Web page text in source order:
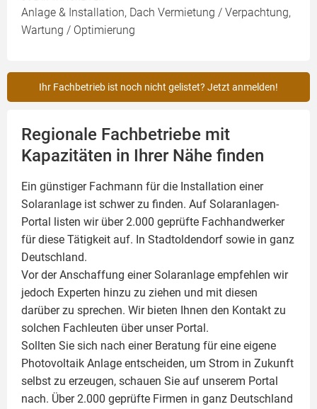
Anlage & Installation, Dach Vermietung / Verpachtung,
Wartung / Optimierung
Ihr Fachbetrieb ist noch nicht gelistet? Jetzt anmelden!
Regionale Fachbetriebe mit
Kapazitäten in Ihrer Nähe finden
Ein günstiger Fachmann für die Installation einer
Solaranlage ist schwer zu finden. Auf Solaranlagen-
Portal listen wir über 2.000 geprüfte Fachhandwerker
für diese Tätigkeit auf. In Stadtoldendorf sowie in ganz
Deutschland.
Vor der Anschaffung einer Solaranlage empfehlen wir
jedoch Experten hinzu zu ziehen und mit diesen
darüber zu sprechen. Wir bieten Ihnen den Kontakt zu
solchen Fachleuten über unser Portal.
Sollten Sie sich nach einer Beratung für eine eigene
Photovoltaik Anlage entscheiden, um Strom in Zukunft
selbst zu erzeugen, schauen Sie auf unserem Portal
nach. Über 2.000 geprüfte Firmen in ganz Deutschland